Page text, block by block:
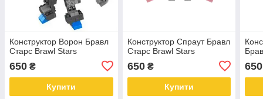
Конструктор Ворон Бравл
Старс Brawl Stars
650 ₴
Купити
Конструктор Спраут Бравл
Старс Brawl Stars
650₴
Купити
650